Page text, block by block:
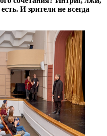
И зрители не всегда